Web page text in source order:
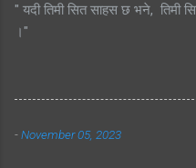
" यदी तिमी सित साहस छ भने, तिमी
।"
-November 05, 2023